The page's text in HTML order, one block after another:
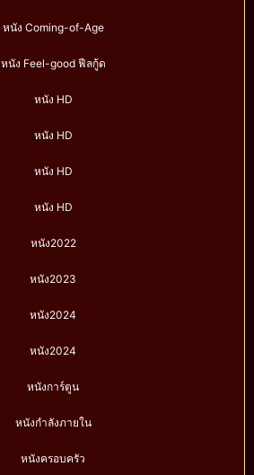
หนัง Coming-of-Age
หนัง Feel-good ฟีลกู้ด
หนัง HD
หนัง HD
หนัง HD
หนัง HD
หนัง2022
หนัง2023
หนัง2024
หนัง2024
หนังการ์ตูน
หนังกำลังภายใน
หนังครอบครัว